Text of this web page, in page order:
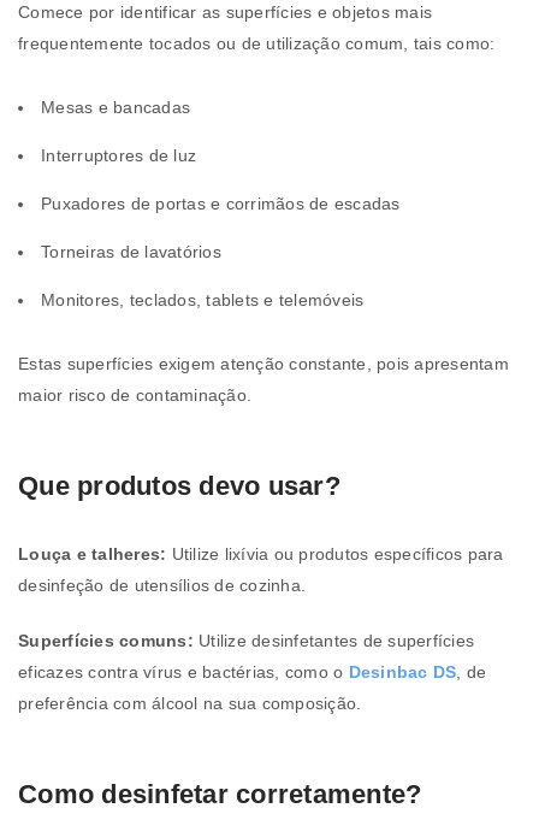
Comece por identificar as superfícies e objetos mais
frequentemente tocados ou de utilização comum, tais como:
Mesas e bancadas
Interruptores de luz
Puxadores de portas e corrimãos de escadas
Torneiras de lavatórios
Monitores, teclados, tablets e telemóveis
Estas superfícies exigem atenção constante, pois apresentam
maior risco de contaminação.
Que produtos devo usar?
Louça e talheres: Utilize lixívia ou produtos específicos para
desinfeção de utensílios de cozinha.
Superfícies comuns: Utilize desinfetantes de superfícies
eficazes contra vírus e bactérias, como o Desinbac DS , de
preferência com álcool na sua composição.
Como desinfetar corretamente?